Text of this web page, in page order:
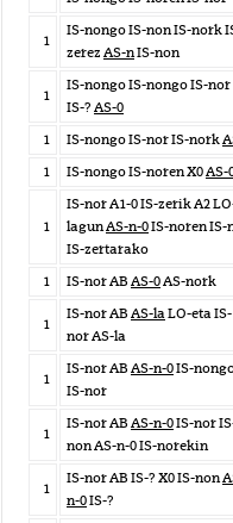
1
IS-nongo IS-non IS-nork
zerez AS-nIS-non
1
IS-nongo IS-nongo IS-nor
IS-? AS-0
1
IS-nongo IS-nor IS-nork
1
IS-nongo IS-noren X0AS-
1
IS-nor A1-0 IS-zerik A2
lagunAS-n-0IS-noren IS-
IS-zertarako
1
IS-nor AB AS-0AS-nork
1
IS-nor AB AS-laLO-eta IS-
nor AS-la
1
IS-nor AB AS-n-0IS-
IS-nor
1
IS-nor AB AS-n-0IS-nor
non AS-n-0 IS-norekin
1
IS-nor AB IS-? X0 IS-non
n-0IS-?